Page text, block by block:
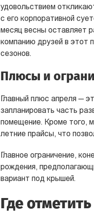
удовольствием
с его корпоративной
месяц весны оставляет
компанию друзей в этот
сезонов.
Плюсы и
Главный плюс апреля —
запланировать часть
помещение. Кроме того,
летние прайсы, что
Главное ограничение,
рождения,
вариант под крышей.
Где